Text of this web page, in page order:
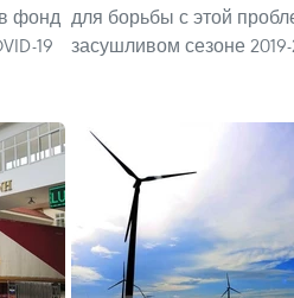
фонд
19
для борьбы с этой
засушливом сезоне 2019-